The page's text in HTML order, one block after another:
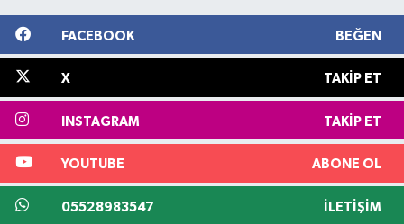
FACEBOOK BEĞEN
X TAKIP ET
INSTAGRAM TAKIP ET
YOUTUBE ABONE OL
05528983547 İLETIŞIM